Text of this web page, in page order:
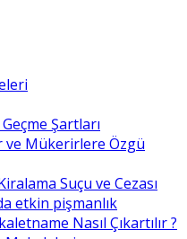
Şartları
ve Mükerirlere Özgü
Suçu ve Cezası
etkin pişmanlık
Nasıl Çıkartılır ?